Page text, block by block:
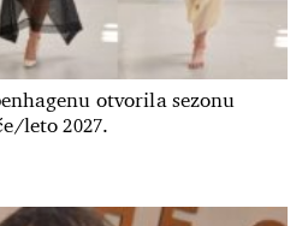
otvorila sezonu
leto 2027.